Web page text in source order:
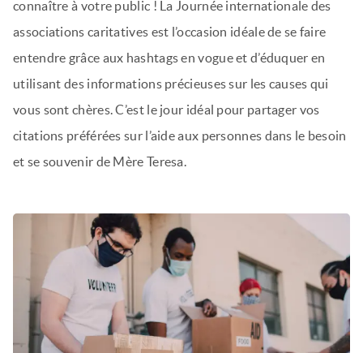
connaître à votre public ! La Journée internationale des
associations caritatives est l’occasion idéale de se faire
entendre grâce aux hashtags en vogue et d’éduquer en
utilisant des informations précieuses sur les causes qui
vous sont chères. C’est le jour idéal pour partager vos
citations préférées sur l’aide aux personnes dans le besoin
et se souvenir de Mère Teresa.